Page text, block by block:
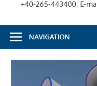
+40-265-443400, E-
NAVIGATION